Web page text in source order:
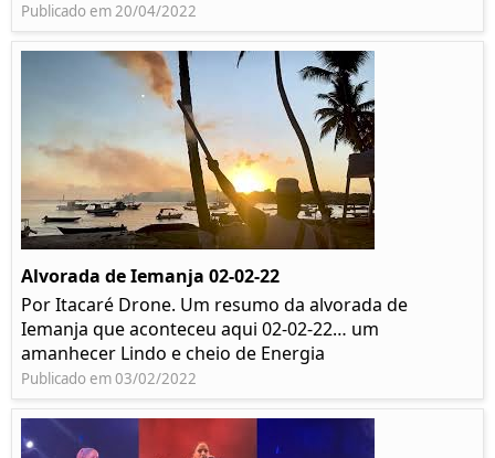
Publicado em 20/04/2022
Alvorada de Iemanja 02-02-22
Por Itacaré Drone. Um resumo da alvorada de
Iemanja que aconteceu aqui 02-02-22… um
amanhecer Lindo e cheio de Energia
Publicado em 03/02/2022